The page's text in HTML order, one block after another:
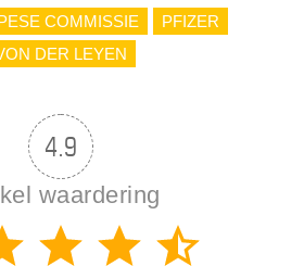
COMMISSIE
PFIZER
DER LEYEN
4.9
waardering